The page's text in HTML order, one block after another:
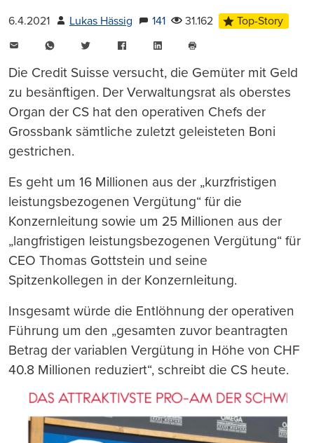
6.4.2021 Lukas Hässig 141 31.162
Top-Story
WhatsAppTwitter FacebookLinkedIn
drucken
Die Credit Suisse versucht, die Gemüter mit Geld
zu besänftigen. Der Verwaltungsrat als oberstes
Organ der CS hat den operativen Chefs der
Grossbank sämtliche zuletzt geleisteten Boni
gestrichen.
Es geht um 16 Millionen aus der „kurzfristigen
leistungsbezogenen Vergütung“ für die
Konzernleitung sowie um 25 Millionen aus der
„langfristigen leistungsbezogenen Vergütung“ für
CEO Thomas Gottstein und seine
Spitzenkollegen in der Konzernleitung.
Insgesamt würde die Entlöhnung der operativen
Führung um den „gesamten zuvor beantragten
Betrag der variablen Vergütung in Höhe von CHF
40.8 Millionen reduziert“, schreibt die CS heute.